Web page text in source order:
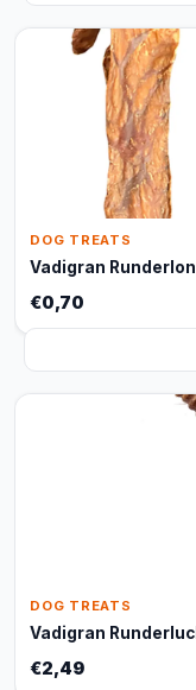
DOG TREATS
Vadigran
€0,70
DOG TREATS
Vadigran
€2,49